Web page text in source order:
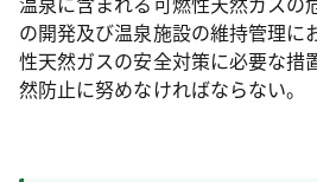
の開発及び温泉施設の維持管理に
性天然ガスの安全対策に必要な措
然防止に努めなければならない。